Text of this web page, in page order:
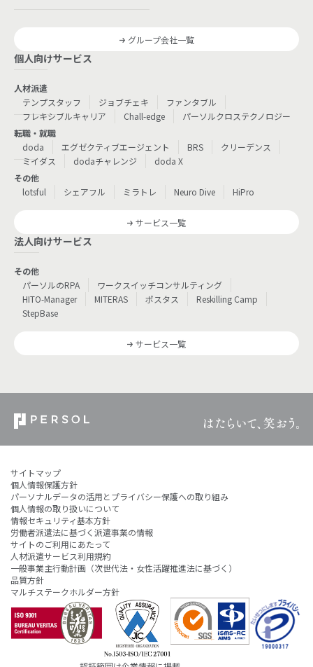
グループ会社一覧
個人向けサービス
人材派遣
テンプスタッフ
ジョブチェキ
ファンタブル
フレキシブルキャリア
Chall-edge
パーソルクロステクノロジー
転職・就職
doda
エグゼクティブエージェント BRS
クリーデンス
ミイダス
dodaチャレンジ
doda X
その他
lotsful
シェアフル ミラトレ Neuro Dive HiPro
サービス一覧
法人向けサービス
その他
パーソルのRPA
ワークスイッチコンサルティング
HITO-Manager
MITERAS ポスタス
Reskilling Camp
StepBase
サービス一覧
サイトマップ
個人情報保護方針
パーソナルデータの活用とプライバシー保護への取り組み
個人情報の取り扱いについて
情報セキュリティ基本方針
労働者派遣法に基づく派遣事業の情報
サイトのご利用にあたって
人材派遣サービス利用規約
一般事業主行動計画（次世代法・女性活躍推進法に基づく）
品質方針
マルチステークホルダー方針